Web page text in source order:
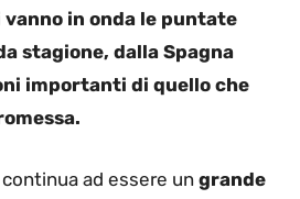
vanno in onda le puntate
stagione, dalla Spagna
importanti di quello che
continua ad essere un grande